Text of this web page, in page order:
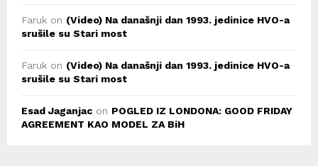
Faruk on (Video) Na današnji dan 1993. jedinice HVO-a
srušile su Stari most
Faruk on (Video) Na današnji dan 1993. jedinice HVO-a
srušile su Stari most
Esad Jaganjac on POGLED IZ LONDONA: GOOD FRIDAY
AGREEMENT KAO MODEL ZA BiH